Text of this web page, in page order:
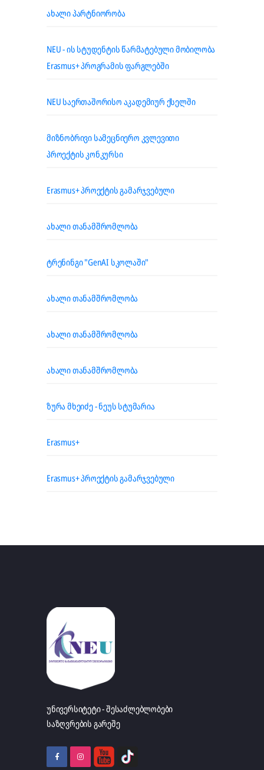
ახალი პარტნიორობა
NEU - ის სტუდენტის წარმატებული მობილობა
Erasmus+ პროგრამის ფარგლებში
NEU საერთაშორისო აკადემიურ ქსელში
მიზნობრივი სამეცნიერო კვლევითი
პროექტის კონკურსი
Erasmus+ პროექტის გამარჯვებული
ახალი თანამშრომლობა
ტრენინგი "GenAI სკოლაში"
ახალი თანამშრომლობა
ახალი თანამშრომლობა
ახალი თანამშრომლობა
ზურა მხეიძე - ნეუს სტუმარია
Erasmus+
Erasmus+ პროექტის გამარჯვებული
უნივერსიტეტი - შესაძლებლობები
საზღვრების გარეშე